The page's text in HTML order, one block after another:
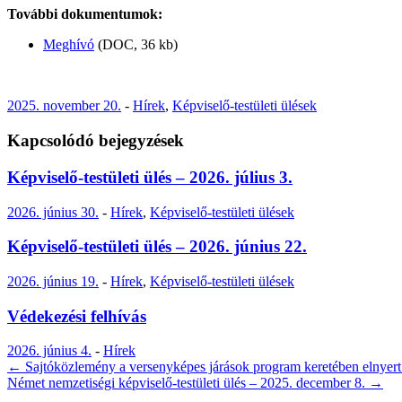
További dokumentumok:
Meghívó (DOC, 36 kb)
2025. november 20. - Hírek, Képviselő-testületi ülések
Kapcsolódó bejegyzések
Képviselő-testületi ülés – 2026. július 3.
2026. június 30. - Hírek, Képviselő-testületi ülések
Képviselő-testületi ülés – 2026. június 22.
2026. június 19. - Hírek, Képviselő-testületi ülések
Védekezési felhívás
2026. június 4. - Hírek
Post
navigation
← Sajtóközlemény a versenyképes járások program keretében
Német nemzetiségi képviselő-testületi ülés – 2025. december 8. →